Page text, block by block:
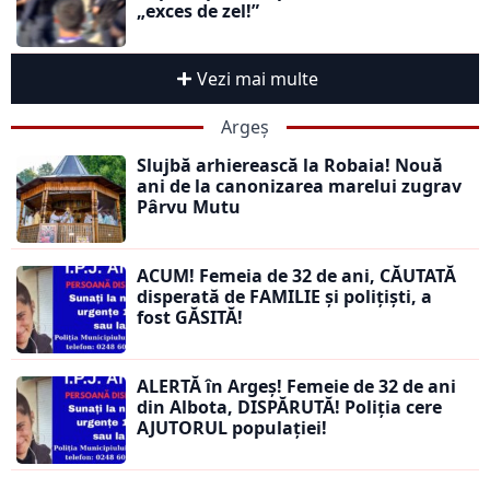
„exces de zel!”
Vezi mai multe
Argeș
Slujbă arhierească la Robaia! Nouă
ani de la canonizarea marelui zugrav
Pârvu Mutu
ACUM! Femeia de 32 de ani, CĂUTATĂ
disperată de FAMILIE și polițiști, a
fost GĂSITĂ!
ALERTĂ în Argeș! Femeie de 32 de ani
din Albota, DISPĂRUTĂ! Poliția cere
AJUTORUL populației!